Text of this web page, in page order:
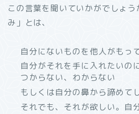
この言葉を聞いていかがでしょ
み」とは、
自分にないものを他人がもっ
自分がそれを手に入れたいの
つからない、わからない
もしくは自分の鼻から諦めて
それでも、それが欲しい。自